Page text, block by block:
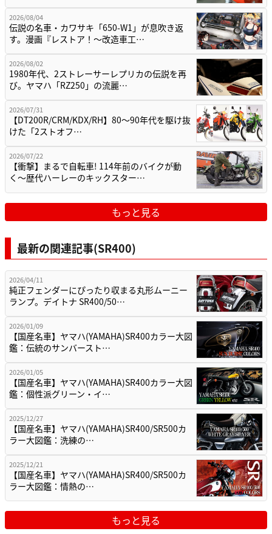
2026/08/04
伝説の名車・カワサキ「650-W1」が息吹き返
す。漫画『レストア！～改造車工…
2026/08/02
1980年代、2ストレーサーレプリカの伝説を再
び。ヤマハ「RZ250」の流麗…
2026/07/31
【DT200R/CRM/KDX/RH】80〜90年代を駆け抜
けた「2ストオフ…
2026/07/22
【衝撃】まるで自転車! 114年前のバイクが動
く〜歴代ハーレーのキックスター…
もっと見る
最新の関連記事(SR400)
2026/04/11
純正フェンダーにぴったり収まる丸形ムーニー
ランプ。デイトナ SR400/50…
2026/01/09
【国産名車】ヤマハ(YAMAHA)SR400カラー大図
鑑：伝統のサンバースト…
2026/01/05
【国産名車】ヤマハ(YAMAHA)SR400カラー大図
鑑：個性派グリーン・イ…
2025/12/27
【国産名車】ヤマハ(YAMAHA)SR400/SR500カ
ラー大図鑑：洗練の…
2025/12/21
【国産名車】ヤマハ(YAMAHA)SR400/SR500カ
ラー大図鑑：情熱の…
もっと見る